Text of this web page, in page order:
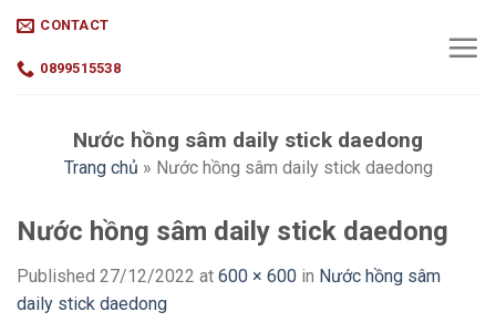
content
CONTACT
0899515538
Nước hồng sâm daily stick daedong
Trang chủ » Nước hồng sâm daily stick daedong
Nước hồng sâm daily stick daedong
Published 27/12/2022 at 600 × 600 in Nước hồng sâm
daily stick daedong